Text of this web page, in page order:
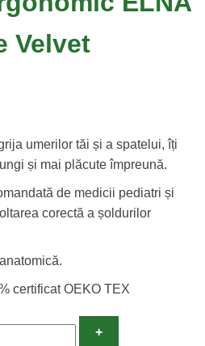
Velvet
lei.
umerilor tăi și a spatelui, îți
și mai plăcute împreună.
de medicii pediatri și
corectă a șoldurilor
certificat OEKO TEX